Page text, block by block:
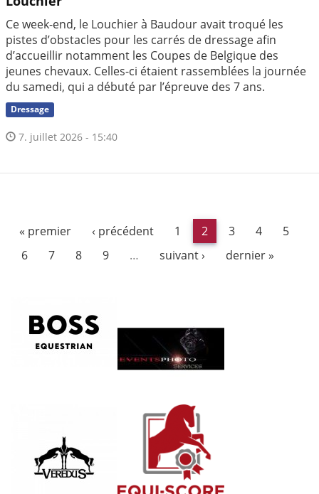
Ce week-end, le Louchier à Baudour avait troqué les
pistes d’obstacles pour les carrés de dressage afin
d’accueillir notamment les Coupes de Belgique des
jeunes chevaux. Celles-ci étaient rassemblées la journée
du samedi, qui a débuté par l’épreuve des 7 ans.
Dressage
7. juillet 2026 - 15:40
« premier ‹ précédent 1 2 3 4
5
6
7 8 9 … suivant › dernier »